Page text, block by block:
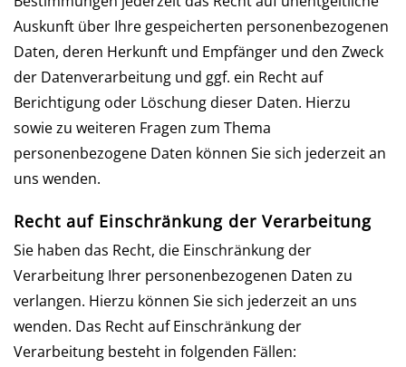
Auskunft über Ihre gespeicherten personenbezogenen
Daten, deren Herkunft und Empfänger und den Zweck
der Datenverarbeitung und ggf. ein Recht auf
Berichtigung oder Löschung dieser Daten. Hierzu
sowie zu weiteren Fragen zum Thema
personenbezogene Daten können Sie sich jederzeit an
uns wenden.
Recht auf Einschränkung der Verarbeitung
Sie haben das Recht, die Einschränkung der
Verarbeitung Ihrer personenbezogenen Daten zu
verlangen. Hierzu können Sie sich jederzeit an uns
wenden. Das Recht auf Einschränkung der
Verarbeitung besteht in folgenden Fällen: